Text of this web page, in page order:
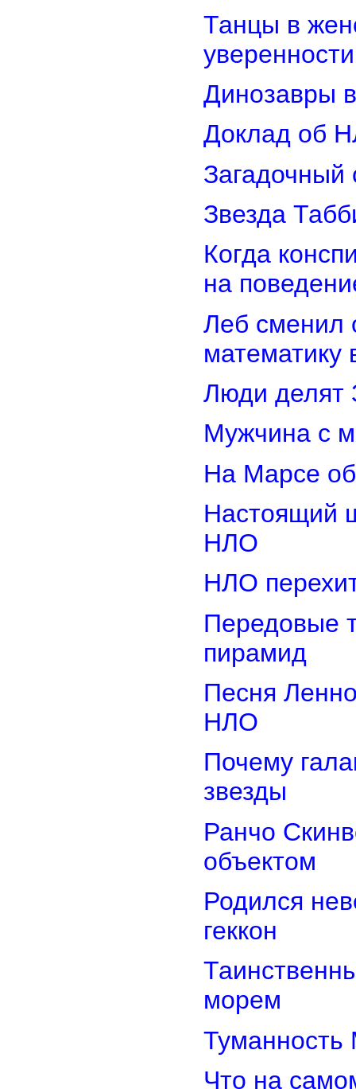
Танцы в
Динозавры
Доклад об
Загадочный
Звезда
Когда
на
Леб сменил
математику
Люди делят
Мужчина с
На Марсе
Настоящий
НЛО
НЛО
Передовые
пирамид
Песня
НЛО
Почему
звезды
Ранчо
объектом
Родился
геккон
морем
Туманность
Что на